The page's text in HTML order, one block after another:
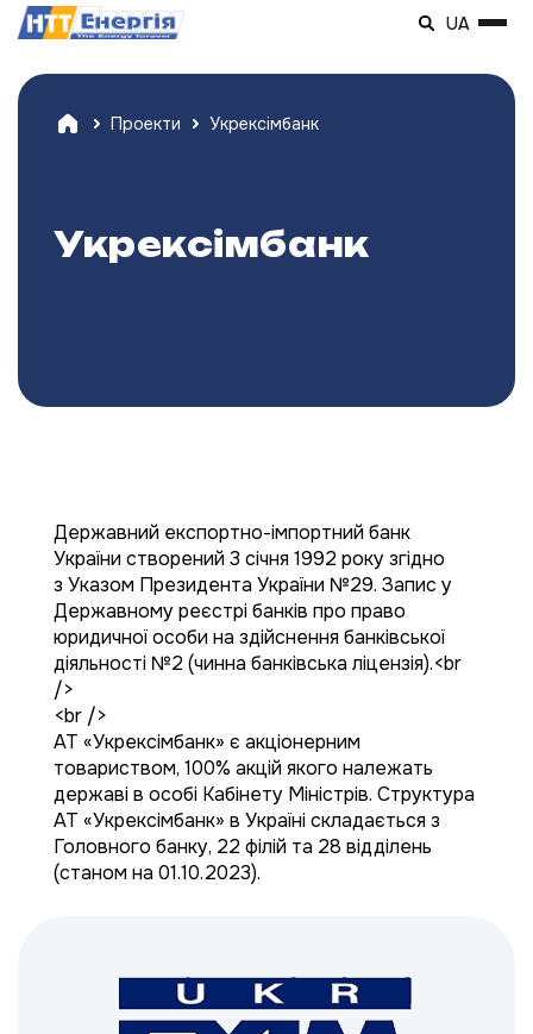
UA
Проекти Укрексімбанк
Укрексімбанк
Державний експортно-імпортний банк
України створений 3 січня 1992 року згідно
з Указом Президента України №29. Запис у
Державному реєстрі банків про право
юридичної особи на здійснення банківської
діяльності №2 (чинна банківська ліцензія).<br
/>
<br />
АТ «Укрексімбанк» є акціонерним
товариством, 100% акцій якого належать
державі в особі Кабінету Міністрів. Структура
АТ «Укрексімбанк» в Україні складається з
Головного банку, 22 філій та 28 відділень
(станом на 01.10.2023).